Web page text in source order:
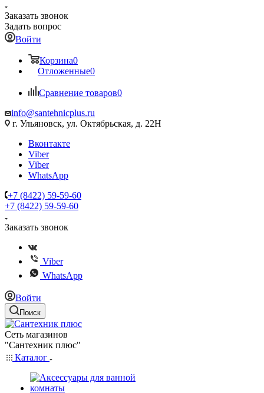
Заказать звонок
Задать вопрос
Войти
Корзина0
Отложенные0
Сравнение товаров0
info@santehnicplus.ru
г. Ульяновск, ул. Октябрьская, д. 22Н
Вконтакте
Viber
Viber
WhatsApp
+7 (8422) 59-59-60
+7 (8422) 59-59-60
Заказать звонок
Viber
WhatsApp
Войти
Поиск
Сеть магазинов
"Сантехник плюс"
Каталог